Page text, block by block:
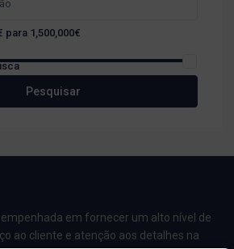
para 1,500,000€
Pesquisar
em fornecer um alto nível de
ao cliente e atenção aos detalhes na